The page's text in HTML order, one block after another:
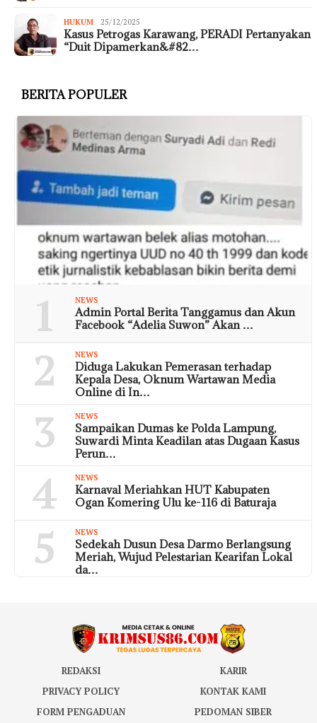
HUKUM 25/12/2025
Kasus Petrogas Karawang, PERADI Pertanyakan
“Duit Dipamerkan&#82…
BERITA POPULER
1 NEWS
Admin Portal Berita Tanggamus dan Akun
Facebook “Adelia Suwon” Akan …
2 NEWS
Diduga Lakukan Pemerasan terhadap
Kepala Desa, Oknum Wartawan Media
Online di In…
3 NEWS
Sampaikan Dumas ke Polda Lampung,
Suwardi Minta Keadilan atas Dugaan Kasus
Perun…
4 NEWS
Karnaval Meriahkan HUT Kabupaten
Ogan Komering Ulu ke-116 di Baturaja
5 NEWS
Sedekah Dusun Desa Darmo Berlangsung
Meriah, Wujud Pelestarian Kearifan Lokal
da…
REDAKSI
KARIR
PRIVACY POLICY
KONTAK KAMI
FORM PENGADUAN
PEDOMAN SIBER